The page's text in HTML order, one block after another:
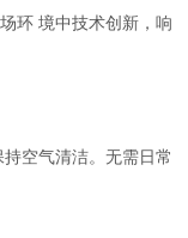
环 境中技术创新，响
空气清洁。无需日常